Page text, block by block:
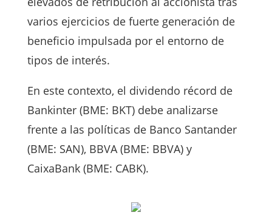
varios ejercicios de fuerte generación de
beneficio impulsada por el entorno de
tipos de interés.
En este contexto, el dividendo récord de
Bankinter(BME: BKT) debe analizarse
frente a las políticas de Banco Santander
(BME: SAN), BBVA(BME: BBVA) y
CaixaBank(BME: CABK).